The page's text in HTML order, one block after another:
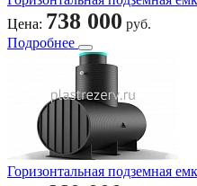
Цена: 738 000 руб.
Подробнее
Горизонтальная подземная